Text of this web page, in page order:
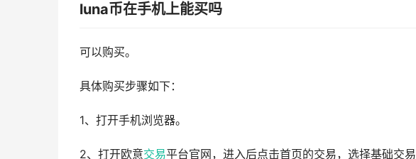
luna币在手机上能买吗
可以购买。
具体购买步骤如下：
1、打开手机浏览器。
2、打开欧意交易平台官网，进入后点击首页的交易，选择基础交易